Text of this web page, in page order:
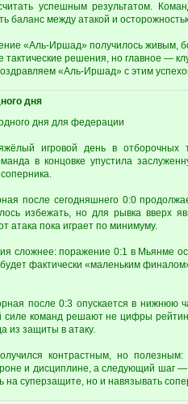
успешным результатом.
баланс между атакой и
«Аль-Иршад» получилось живым,
решения, но главное —
«Аль-Иршад» с этим
дня
дня для федерации
игровой день в
в концовке упустила
после сегодняшнего 0:0
избежать, но для рывка вверх
атака пока играет по минимуму.
сложнее: поражение 0:1 в Мьянме
фактически «маленьким
после 0:3 опускается в нижнюю
силе команд решают не цифры
из защиты в атаку.
контрастным, но
и дисциплине, а следующий шаг —
на суперзащите, но и навязывать